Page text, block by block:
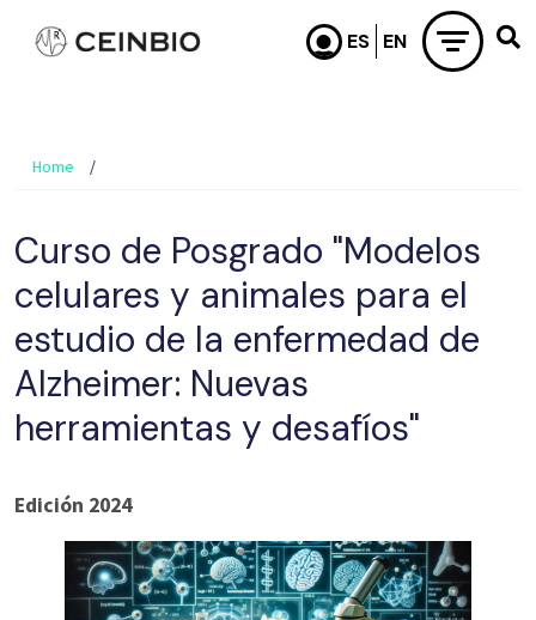
Skip to main content
Home
Curso de Posgrado "Modelos
celulares y animales para el
estudio de la enfermedad de
Alzheimer: Nuevas
herramientas y desafíos"
Edición 2024